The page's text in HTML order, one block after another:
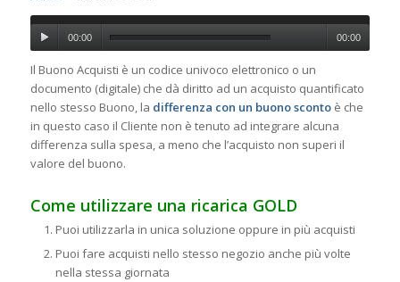
00:00 00:00
Il Buono Acquisti è un codice univoco elettronico o un
documento (digitale) che dà diritto ad un acquisto quantificato
nello stesso Buono, la differenza con un buono scontoè che
in questo caso il Cliente non è tenuto ad integrare alcuna
differenza sulla spesa, a meno che l’acquisto non superi il
valore del buono.
Come utilizzare una ricarica GOLD
Puoi utilizzarla in unica soluzione oppure in più acquisti
Puoi fare acquisti nello stesso negozio anche più volte
nella stessa giornata